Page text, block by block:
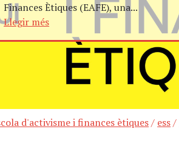
Finances Ètiques (EAFE), una...
Llegir més
d'activisme i finances ètiques/ ess/